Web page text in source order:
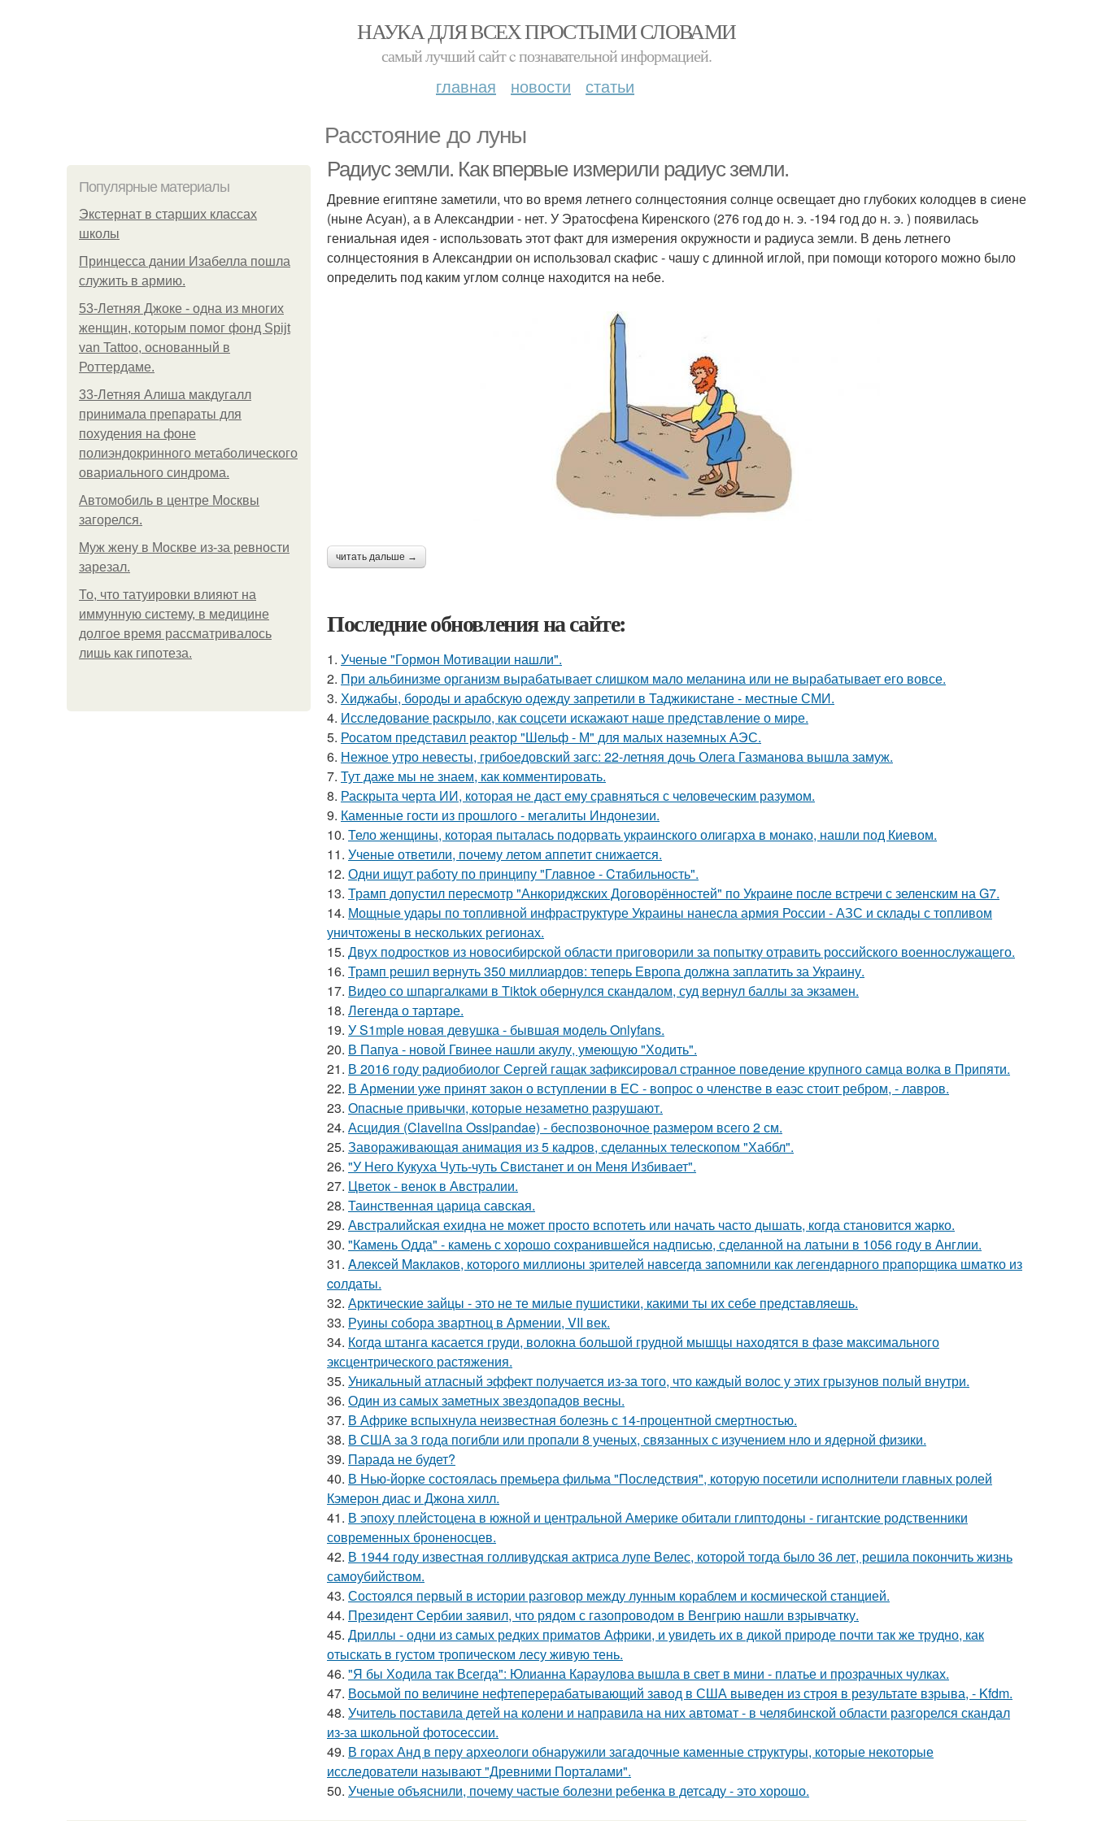
НАУКА ДЛЯ ВСЕХ ПРОСТЫМИ СЛОВАМИ
самый лучший сайт c познавательной информацией.
главная новости статьи
Расстояние до луны
Популярные материалы
Экстернат в старших классах
школы
Принцесса дании Изабелла пошла
служить в армию.
53-Летняя Джоке - одна из многих
женщин, которым помог фонд Spijt
van Tattoo, основанный в
Роттердаме.
33-Летняя Алиша макдугалл
принимала препараты для
похудения на фоне
полиэндокринного метаболического
овариального синдрома.
Автомобиль в центре Москвы
загорелся.
Mуж жену в Москве из-за ревности
зарезал.
То, что татуировки влияют на
иммунную систему, в медицине
долгое время рассматривалось
лишь как гипотеза.
Радиус земли. Как впервые измерили радиус земли.
Древние египтяне заметили, что во время летнего солнцестояния солнце освещает дно глубоких колодцев в сиене
(ныне Асуан), а в Александрии - нет. У Эратосфена Киренского (276 год до н. э. -194 год до н. э. ) появилась
гениальная идея - использовать этот факт для измерения окружности и радиуса земли. В день летнего
солнцестояния в Александрии он использовал скафис - чашу с длинной иглой, при помощи которого можно было
определить под каким углом солнце находится на небе.
читать дальше →
Последние обновления на сайте:
1. Ученые "Гормон Мотивации нашли".
2. При альбинизме организм вырабатывает слишком мало меланина или не вырабатывает его вовсе.
3. Хиджабы, бороды и арабскую одежду запретили в Таджикистане - местные СМИ.
4. Исследование раскрыло, как соцсети искажают наше представление о мире.
5. Росатом представил реактор "Шельф - М" для малых наземных АЭС.
6. Нежное утро невесты, грибоедовский загс: 22-летняя дочь Олега Газманова вышла замуж.
7. Тут даже мы не знаем, как комментировать.
8. Раскрыта черта ИИ, которая не даст ему сравняться с человеческим разумом.
9. Каменные гости из прошлого - мегалиты Индонезии.
10. Тело женщины, которая пыталась подорвать украинского олигарха в монако, нашли под Киевом.
11. Ученые ответили, почему летом аппетит снижается.
12. Одни ищут работу по принципу "Глaвноe - Cтaбильность".
13. Трамп допустил пересмотр "Анкориджских Договорённостей" по Украине после встречи с зеленским на G7.
14. Мощные удары по топливной инфраструктуре Украины нанесла армия России - АЗС и склады с топливом
уничтожены в нескольких регионах.
15. Двух подростков из новосибирской области приговорили за попытку отравить российского военнослужащего.
16. Трамп решил вернуть 350 миллиардов: теперь Европа должна заплатить за Украину.
17. Видео со шпаргалками в Tiktok обернулся скандалом, суд вернул баллы за экзамен.
18. Легенда о тартаре.
19. У S1mple новая девушка - бывшая модель Onlyfans.
20. В Папуа - новой Гвинее нашли акулу, умеющую "Ходить".
21. В 2016 году радиобиолог Сергей гащак зафиксировал странное поведение крупного самца волка в Припяти.
22. В Армении уже принят закон о вступлении в ЕС - вопрос о членстве в еаэс стоит ребром, - лавров.
23. Опасные привычки, которые незаметно разрушают.
24. Асцидия (Clavelina Ossipandae) - беспозвоночное размером всего 2 см.
25. Завораживающая анимация из 5 кадров, сделанных телескопом "Хаббл".
26. "У Него Кукуха Чуть-чуть Свистанет и он Меня Избивает".
27. Цветок - венок в Австралии.
28. Таинственная царица савская.
29. Австралийская ехидна не может просто вспотеть или начать часто дышать, когда становится жарко.
30. "Камень Одда" - камень с хорошо сохранившейся надписью, сделанной на латыни в 1056 году в Англии.
31. Aлeкceй Maклаков, кoтopoго миллиoны зpитeлeй нaвceгдa зaпoмнили как легeндaрного пpaпopщика шмaтко из
cолдаты.
32. Арктические зайцы - это не те милые пушистики, какими ты их себе представляешь.
33. Руины собора звартноц в Армении, VII век.
34. Когда штанга касается груди, волокна большой грудной мышцы находятся в фазе максимального
эксцентрического растяжения.
35. Уникальный атласный эффект получается из-за того, что каждый волос у этих грызунов полый внутри.
36. Один из самых заметных звездопадов весны.
37. В Африке вспыхнула неизвестная болезнь с 14-процентной смертностью.
38. В США за 3 года погибли или пропали 8 ученых, связанных с изучением нло и ядерной физики.
39. Парада не будет?
40. В Нью-йорке состоялась премьера фильма "Последствия", которую посетили исполнители главных ролей
Кэмерон диас и Джона хилл.
41. В эпоху плейстоцена в южной и центральной Америке обитали глиптодоны - гигантские родственники
современных броненосцев.
42. В 1944 году известная голливудская актриса лупе Велес, которой тогда было 36 лет, решила покончить жизнь
самоубийством.
43. Состоялся первый в истории разговор между лунным кораблем и космической станцией.
44. Президент Сербии заявил, что рядом с газопроводом в Венгрию нашли взрывчатку.
45. Дриллы - одни из самых редких приматов Африки, и увидеть их в дикой природе почти так же трудно, как
отыскать в густом тропическом лесу живую тень.
46. "Я бы Ходила так Всегда": Юлианна Караулова вышла в свет в мини - платье и прозрачных чулках.
47. Восьмой по величине нефтеперерабатывающий завод в США выведен из строя в результате взрыва, - Kfdm.
48. Учитель поставила детей на колени и направила на них автомат - в челябинской области разгорелся скандал
из-за школьной фотосессии.
49. В горах Анд в перу археологи обнаружили загадочные каменные структуры, которые некоторые
исследователи называют "Древними Порталами".
50. Ученые объяснили, почему частые болезни ребенка в детсаду - это хорошо.